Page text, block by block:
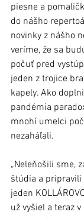
piesne a
do nášho
novinky z nášho
veríme, že sa
počuť pred
jeden z trojice
kapely. Ako
pandémia
mnohí umelci
nezaháľali.
„Neleňošili sme,
štúdia a
jeden
už vyšiel a teraz